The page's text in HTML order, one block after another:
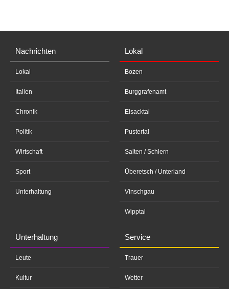
Nachrichten
Lokal
Italien
Chronik
Politik
Wirtschaft
Sport
Unterhaltung
Lokal
Bozen
Burggrafenamt
Eisacktal
Pustertal
Salten / Schlern
Überetsch / Unterland
Vinschgau
Wipptal
Unterhaltung
Leute
Kultur
Service
Trauer
Wetter